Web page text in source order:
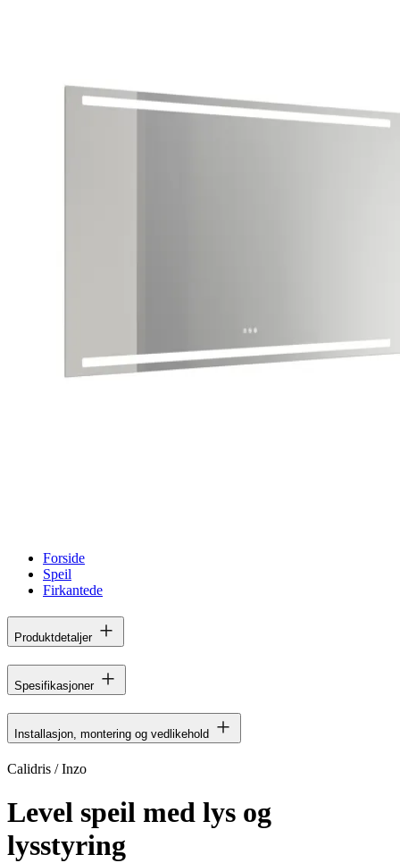
Forside
Speil
Firkantede
Produktdetaljer
Spesifikasjoner
Installasjon, montering og vedlikehold
Calidris / Inzo
Level speil med lys og
lysstyring